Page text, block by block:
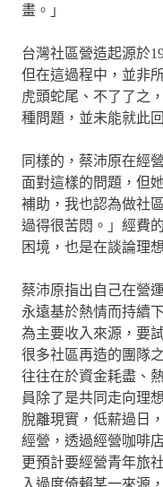
畫。」
台灣社區營造起源於
但在這過程中，並非
虎頭蛇尾、不了了之
種問題，並未能就此
同樣的，蔡沛原在經
面對這樣的問題，但
補助，我也認為做社
過得很苦悶。」經費
困境，也是在談論理
蔡沛原指出自己在營
永遠基於熱情而持續
為主要收入來源，要
很多社區再造的團隊
往往在於資金耗盡、
員除了是共同走向理
脫離現實，低薪過日
經營，透過經營咖啡
更預計要經營青年旅